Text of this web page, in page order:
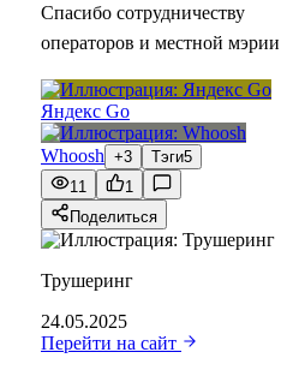
Спасибо сотрудничеству
операторов и местной мэрии
Яндекс Go
Whoosh +3 Тэги5
11
1
Поделиться
Трушеринг
24.05.2025
Перейти на сайт